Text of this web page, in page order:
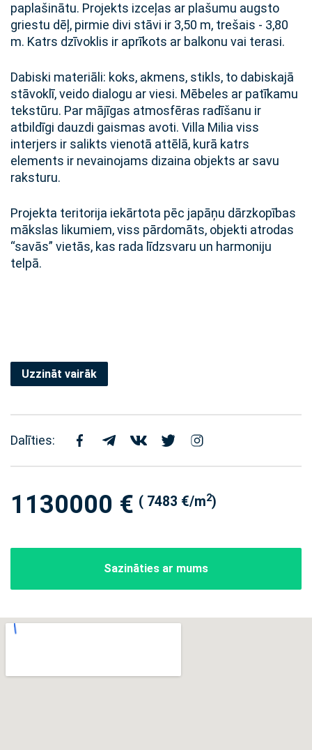
paplašinātu. Projekts izceļas ar plašumu augsto
griestu dēļ, pirmie divi stāvi ir 3,50 m, trešais - 3,80
m. Katrs dzīvoklis ir aprīkots ar balkonu vai terasi.
Dabiski materiāli: koks, akmens, stikls, to dabiskajā
stāvoklī, veido dialogu ar viesi. Mēbeles ar patīkamu
tekstūru. Par mājīgas atmosfēras radīšanu ir
atbildīgi dauzdi gaismas avoti. Villa Milia viss
interjers ir salikts vienotā attēlā, kurā katrs
elements ir nevainojams dizaina objekts ar savu
raksturu.
Projekta teritorija iekārtota pēc japāņu dārzkopības
mākslas likumiem, viss pārdomāts, objekti atrodas
“savās” vietās, kas rada līdzsvaru un harmoniju
telpā.
Uzzināt vairāk
Dalīties:
1130000 € ( 7483 €/m2)
Sazināties ar mums